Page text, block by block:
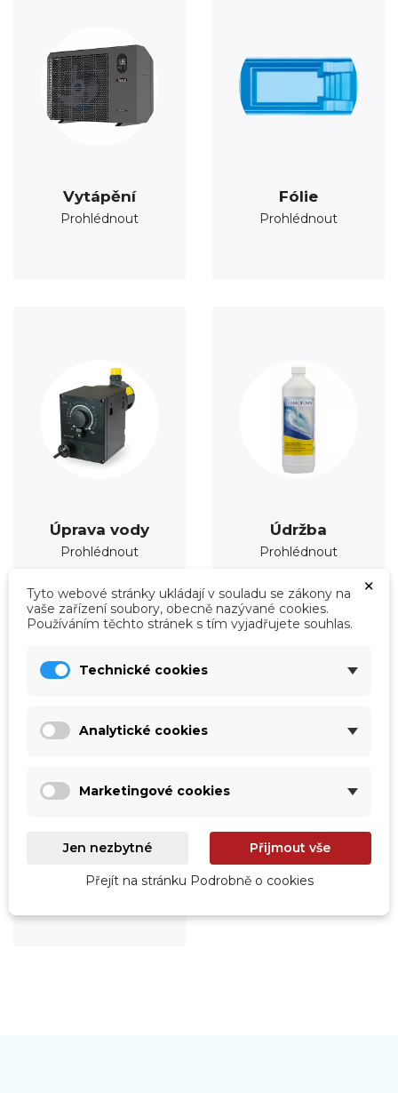
Vytápění
Prohlédnout
Fólie
Prohlédnout
Úprava vody
Prohlédnout
Údržba
Prohlédnout
Prohlédnout
×
Tyto webové stránky ukládají v souladu se zákony na
vaše zařízení soubory, obecně nazývané cookies.
Používáním těchto stránek s tím vyjadřujete souhlas.
Technické cookies
Analytické cookies
Marketingové cookies
Jen nezbytné Přijmout vše
Přejít na stránku Podrobně o cookies